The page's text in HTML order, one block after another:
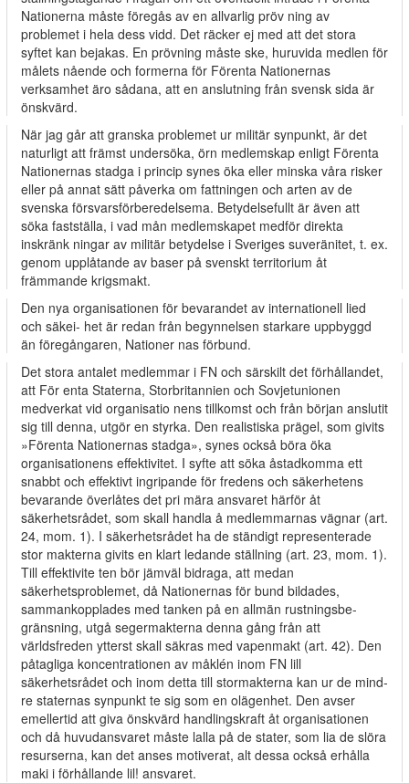
Nationerna måste föregås av en allvarlig pröv­ ning av
problemet i hela dess vidd. Det räcker ej med att det stora
syftet kan bejakas. En prövning måste ske, huruvida medlen för
målets nående och formerna för Förenta Nationernas
verksamhet äro sådana, att en anslutning från svensk sida är
önskvärd.
När jag går att granska problemet ur militär synpunkt, är det
naturligt att främst undersöka, örn medlemskap enligt Förenta
Nationernas stadga i princip synes öka eller minska våra risker
eller på annat sätt påverka om­ fattningen och arten av de
svenska försvarsförberedelsema. Betydelsefullt är även att
söka fastställa, i vad mån medlemskapet medför direkta
inskränk­ ningar av militär betydelse i Sveriges suveränitet, t. ex.
genom upplåtande av baser på svenskt territorium åt
främmande krigsmakt.
Den nya organisationen för bevarandet av internationell lied
och säkei- het är redan från begynnelsen starkare uppbyggd
än föregångaren, Nationer­ nas förbund.
Det stora antalet medlemmar i FN och särskilt det förhållandet,
att För­ enta Staterna, Storbritannien och Sovjetunionen
medverkat vid organisatio­ nens tillkomst och från början anslutit
sig till denna, utgör en styrka. Den realistiska prägel, som givits
»Förenta Nationernas stadga», synes också böra öka
organisationens effektivitet. I syfte att söka åstadkomma ett
snabbt och effektivt ingripande för fredens och säkerhetens
bevarande överlåtes det pri­ mära ansvaret härför åt
säkerhetsrådet, som skall handla å medlemmarnas vägnar (art.
24, mom. 1). I säkerhetsrådet ha de ständigt representerade
stor­ makterna givits en klart ledande ställning (art. 23, mom. 1).
Till effektivite­ ten bör jämväl bidraga, att medan
säkerhetsproblemet, då Nationernas för­ bund bildades,
sammankopplades med tanken på en allmän rustningsbe-
gränsning, utgå segermakterna denna gång från att
världsfreden ytterst skall säkras med vapenmakt (art. 42). Den
påtagliga koncentrationen av måklén inom FN lill
säkerhetsrådet och inom detta till stormakterna kan ur de mind­
re staternas synpunkt te sig som en olägenhet. Den avser
emellertid att giva önskvärd handlingskraft åt organisationen
och då huvudansvaret måste lalla på de stater, som lia de slöra
resurserna, kan det anses motiverat, alt dessa också erhålla
maki i förhållande lil! ansvaret.